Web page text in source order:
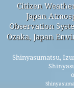
Citizen
Japan
Observation
Ozaka, Japan
Shinyasumatsu,